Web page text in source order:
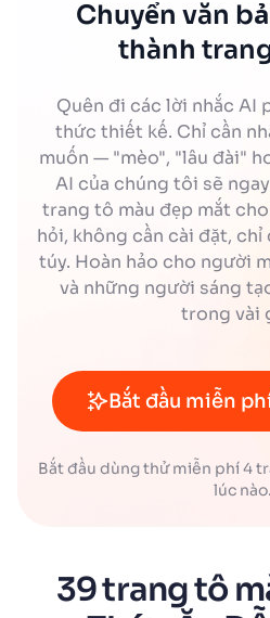
Chuyển văn
thành
Quên đi các lời nhắc AI
thức thiết kế. Chỉ cần
muốn — "mèo", "lâu đài"
AI của chúng tôi sẽ
trang tô màu đẹp mắt
hỏi, không cần cài đặt,
túy. Hoàn hảo cho người
và những người sáng
trong vài
Bắt đầu miễn
Bắt đầu dùng thử miễn phí 4
lúc nào.
39 trang tô